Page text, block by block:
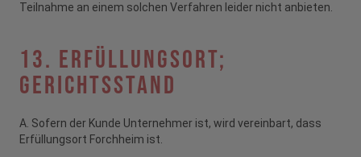
Teilnahme an einem solchen Verfahren leider nicht anbieten.
13. Erfüllungsort;
Gerichtsstand
A. Sofern der Kunde Unternehmer ist, wird vereinbart, dass
Erfüllungsort Forchheim ist.